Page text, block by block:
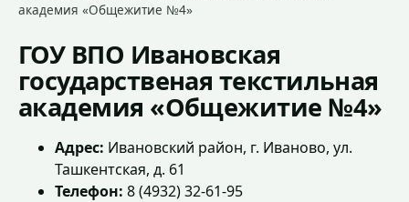
академия «Общежитие №4»
ГОУ ВПО Ивановская
государственая текстильная
академия «Общежитие №4»
Адрес: Ивановский район, г. Иваново, ул.
Ташкентская, д. 61
Телефон: 8 (4932) 32-61-95